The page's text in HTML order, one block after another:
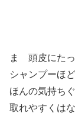
ま 頭皮にた
シャンプーほ
ほんの気持ち
取れやすくは